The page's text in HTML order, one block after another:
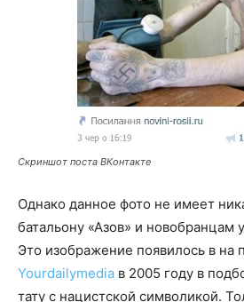
Скриншот поста ВКонтакте
Однако данное фото не имеет
батальону «Азов» и новобранцам
Это изображение появилось в на
Yourdailymedia в 2005 году в
тату с нацистской символикой.